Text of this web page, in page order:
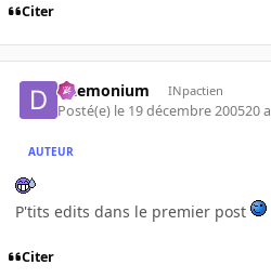
Citer
Daemonium INpactien
Posté(e) le 19 décembre 200520 a
AUTEUR
P'tits edits dans le premier post
Citer